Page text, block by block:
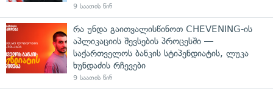
9 საათის წინ
რა უნდა გაითვალისწინოთ CHEVENING-ის
აპლიკაციის შევსების პროცესში —
საქართველოს ბანკის სტიპენდიატის, ლუკა
ხუნდაძის რჩევები
9 საათის წინ